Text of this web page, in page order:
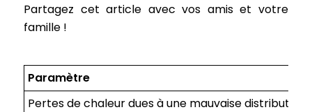
Partagez cet article avec vos amis et votre
famille !
Paramètre
Pertes de chaleur dues à une mauvaise distribution